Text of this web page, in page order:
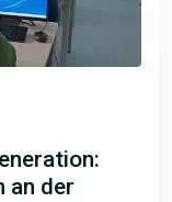
an der